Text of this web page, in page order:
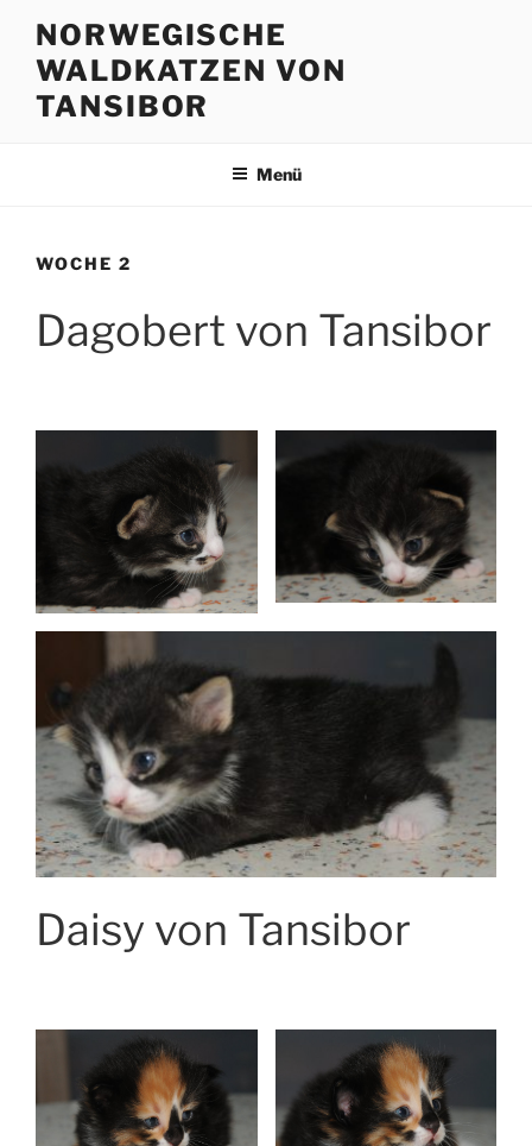
Inhalt
springen
NORWEGISCHE
WALDKATZEN VON
TANSIBOR
Menü
WOCHE 2
Dagobert von Tansibor
Daisy von Tansibor